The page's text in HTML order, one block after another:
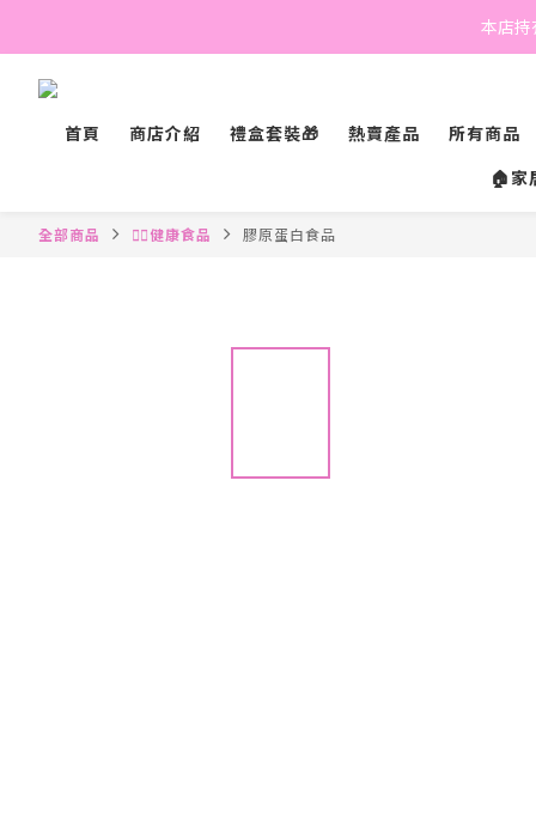
本店
首頁 商店介紹 禮盒套裝🎁 熱賣產品
所有商品
🏠家
全部商品 💁‍♀️健康食品 膠原蛋白食品